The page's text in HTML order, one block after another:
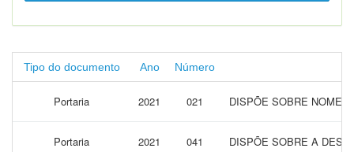
Tipo do documento Ano Número
Portaria 2021 021 DISPÕE SOBRE
Portaria 2021 041 DISPÕE SOBRE A